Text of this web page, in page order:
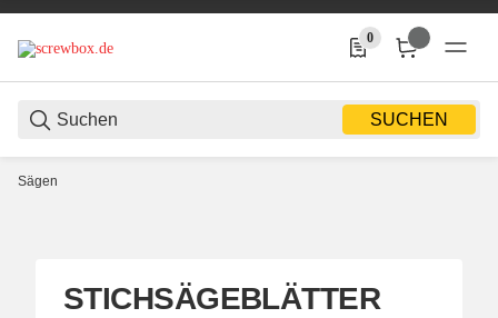
SUCHEN
0
0 Produkte in der Liste
Sägen
STICHSÄGEBLÄTTER